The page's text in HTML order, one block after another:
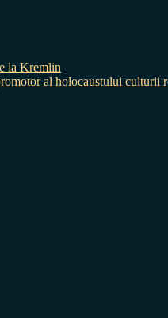
la Kremlin
al holocaustului culturii